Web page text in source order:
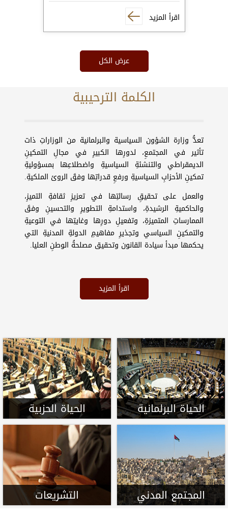
اقرأ المزيد
عرض الكل
الكلمة الترحيبية
تعدُّ وزارة الشؤون السياسية والبرلمانية من الوزاراتِ ذات
تأثير في المجتمعِ، لدورِها الكبيرِ في مجالِ التمكينِ
الديمقراطي والتنشئةِ السياسيةِ واضطلاعِها بمسؤوليةِ
تمكينِ الأحزابِ السياسيةِ ورفعِ قدراتِها وفقَ الروئ الملكيةِ.
والعمل على تحقيقِ رسالتِها في تعزيزِ ثقافةِ التميزِ،
والحاكميةِ الرشيدةِ، واستدامةِ التطويرِ والتحسينِ وفقَ
الممارساتِ المتميزةِ، وتفعيلِ دورِها وغايتِها في التوعيةِ
والتمكينِ السياسي وتجذيرِ مفاهيمِ الدولةِ المدنيةِ التي
يحكمها مبدأ سيادة القانون وتحقيق مصلحةُ الوطنِ العليا.
اقرأ المزيد
الحياة البرلمانية الحياة الحزبية
المجتمع المدني التشريعات